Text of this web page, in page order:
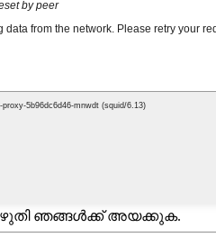
ഞങ്ങൾക്ക് അയക്കുക.